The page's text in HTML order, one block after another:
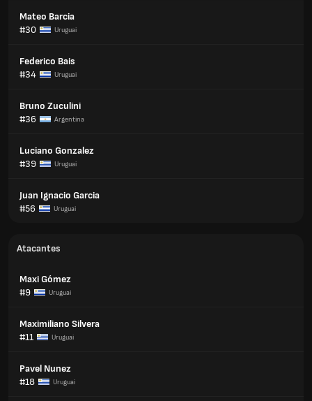
Mateo Barcia
#30
Uruguai
Federico Bais
#34
Uruguai
Bruno Zuculini
#36
Argentina
Luciano Gonzalez
#39
Uruguai
Juan Ignacio Garcia
#56
Uruguai
Atacantes
Maxi Gómez
#9
Uruguai
Maximiliano Silvera
#11
Uruguai
Pavel Nunez
#18
Uruguai